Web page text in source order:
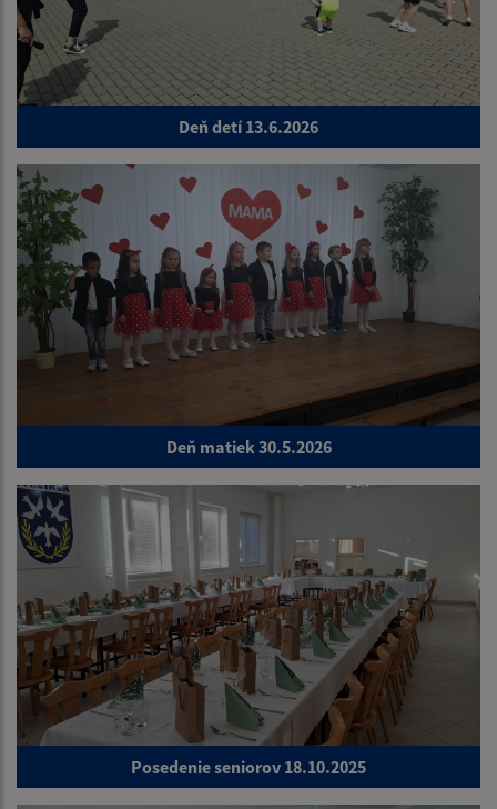
Deň detí 13.6.2026
Deň matiek 30.5.2026
Posedenie seniorov 18.10.2025